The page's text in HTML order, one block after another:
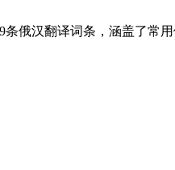
条俄汉翻译词条，涵盖了常